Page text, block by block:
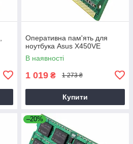
Оперативна пам'ять для
ноутбука Asus X450VE
В наявності
1 019 ₴ 1 273 ₴
Купити
–20%